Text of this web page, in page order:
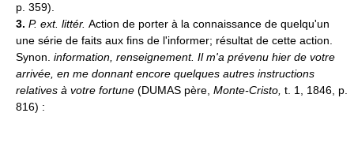
p. 359).
3. P. ext. littér. Action de porter à la connaissance de quelqu'un
une série de faits aux fins de l'informer; résultat de cette action.
Synon. information, renseignement. Il m'a prévenu hier de votre
arrivée, en me donnant encore quelques autres instructions
relatives à votre fortune (DUMAS père, Monte-Cristo, t. 1, 1846, p.
816) :